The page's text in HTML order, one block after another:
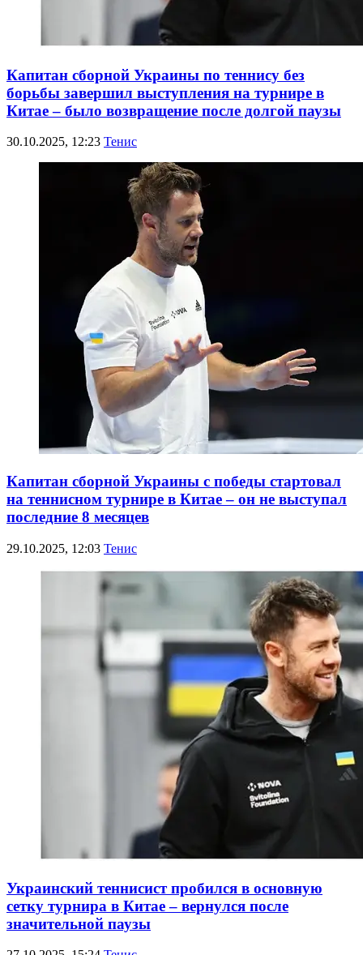
Капитан сборной Украины по теннису без
борьбы завершил выступления на турнире в
Китае – было возвращение после долгой паузы
30.10.2025, 12:23 Тенис
Капитан сборной Украины с победы стартовал
на теннисном турнире в Китае – он не выступал
последние 8 месяцев
29.10.2025, 12:03 Тенис
Украинский теннисист пробился в основную
сетку турнира в Китае – вернулся после
значительной паузы